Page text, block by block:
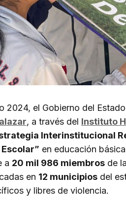
2024, el Gobierno del
, a través del Instituto
Interinstitucional
en educación
a 20 mil 986 miembros de
en 12 municipios del
y libres de violencia.